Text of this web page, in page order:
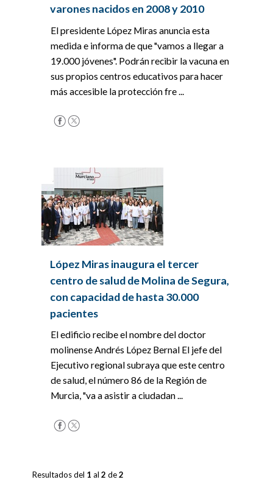
varones nacidos en 2008 y 2010
El presidente López Miras anuncia esta
medida e informa de que "vamos a llegar a
19.000 jóvenes". Podrán recibir la vacuna en
sus propios centros educativos para hacer
más accesible la protección fre ...
López Miras inaugura el tercer
centro de salud de Molina de Segura,
con capacidad de hasta 30.000
pacientes
El edificio recibe el nombre del doctor
molinense Andrés López Bernal El jefe del
Ejecutivo regional subraya que este centro
de salud, el número 86 de la Región de
Murcia, "va a asistir a ciudadan ...
Resultados del 1 al2de2